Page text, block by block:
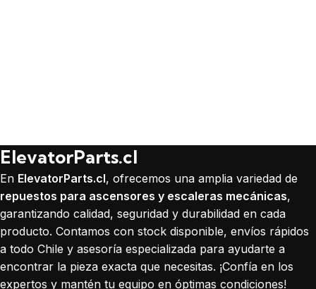
ElevatorParts.cl
En ElevatorParts.cl, ofrecemos una amplia variedad de
repuestos para ascensores y escaleras mecánicas,
garantizando calidad, seguridad y durabilidad en cada
producto. Contamos con stock disponible, envíos rápidos
a todo Chile y asesoría especializada para ayudarte a
encontrar la pieza exacta que necesitas. ¡Confía en los
expertos y mantén tu equipo en óptimas condiciones!